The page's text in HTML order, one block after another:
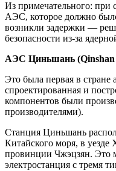
Из примечательного: при
АЭС, которое должно
возникли задержки —
безопасности из-за
АЭС Циньшань (Qinshan
Это была первая в стране
спроектированная и
компонентов были
производителями).
Станция Циньшань
Китайского моря, в уезде
провинции Чжэцзян. Это
электростанция с тремя